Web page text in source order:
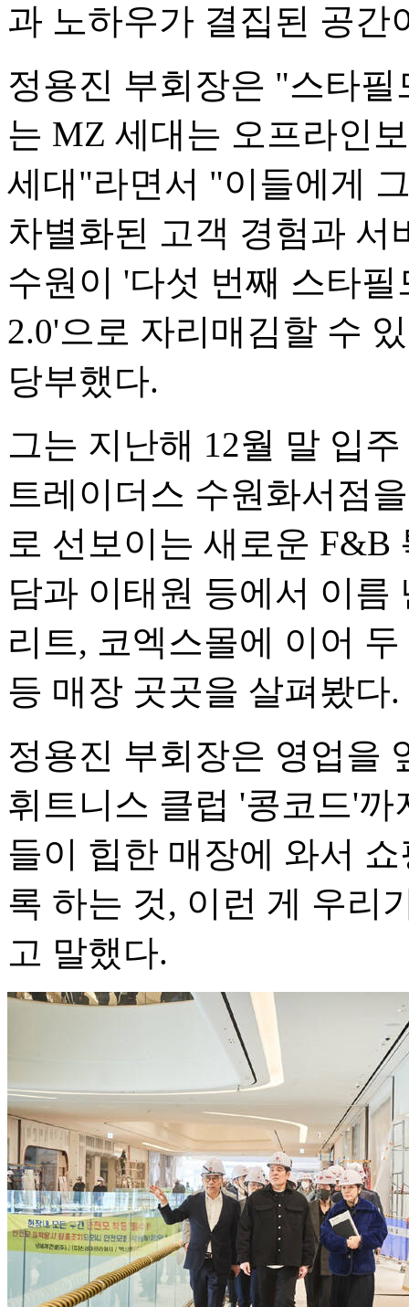
과 노하우가 결집된 공간
정용진 부회장은 "스타
는 MZ 세대는 오프라인
세대"라면서 "이들에게
차별화된 고객 경험과 서
수원이 '다섯 번째 스타
2.0'으로 자리매김할 수
당부했다.
그는 지난해 12월 말 입
트레이더스 수원화서점
로 선보이는 새로운 F&B
담과 이태원 등에서 이
리트, 코엑스몰에 이어
등 매장 곳곳을 살펴봤다.
정용진 부회장은 영업을
휘트니스 클럽 '콩코드'
들이 힙한 매장에 와서
록 하는 것, 이런 게 우리
고 말했다.